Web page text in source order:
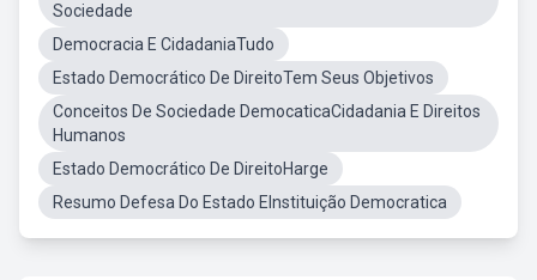
Sociedade
Democracia E CidadaniaTudo
Estado Democrático De DireitoTem Seus Objetivos
Conceitos De Sociedade DemocaticaCidadania E Direitos
Humanos
Estado Democrático De DireitoHarge
Resumo Defesa Do Estado EInstituição Democratica